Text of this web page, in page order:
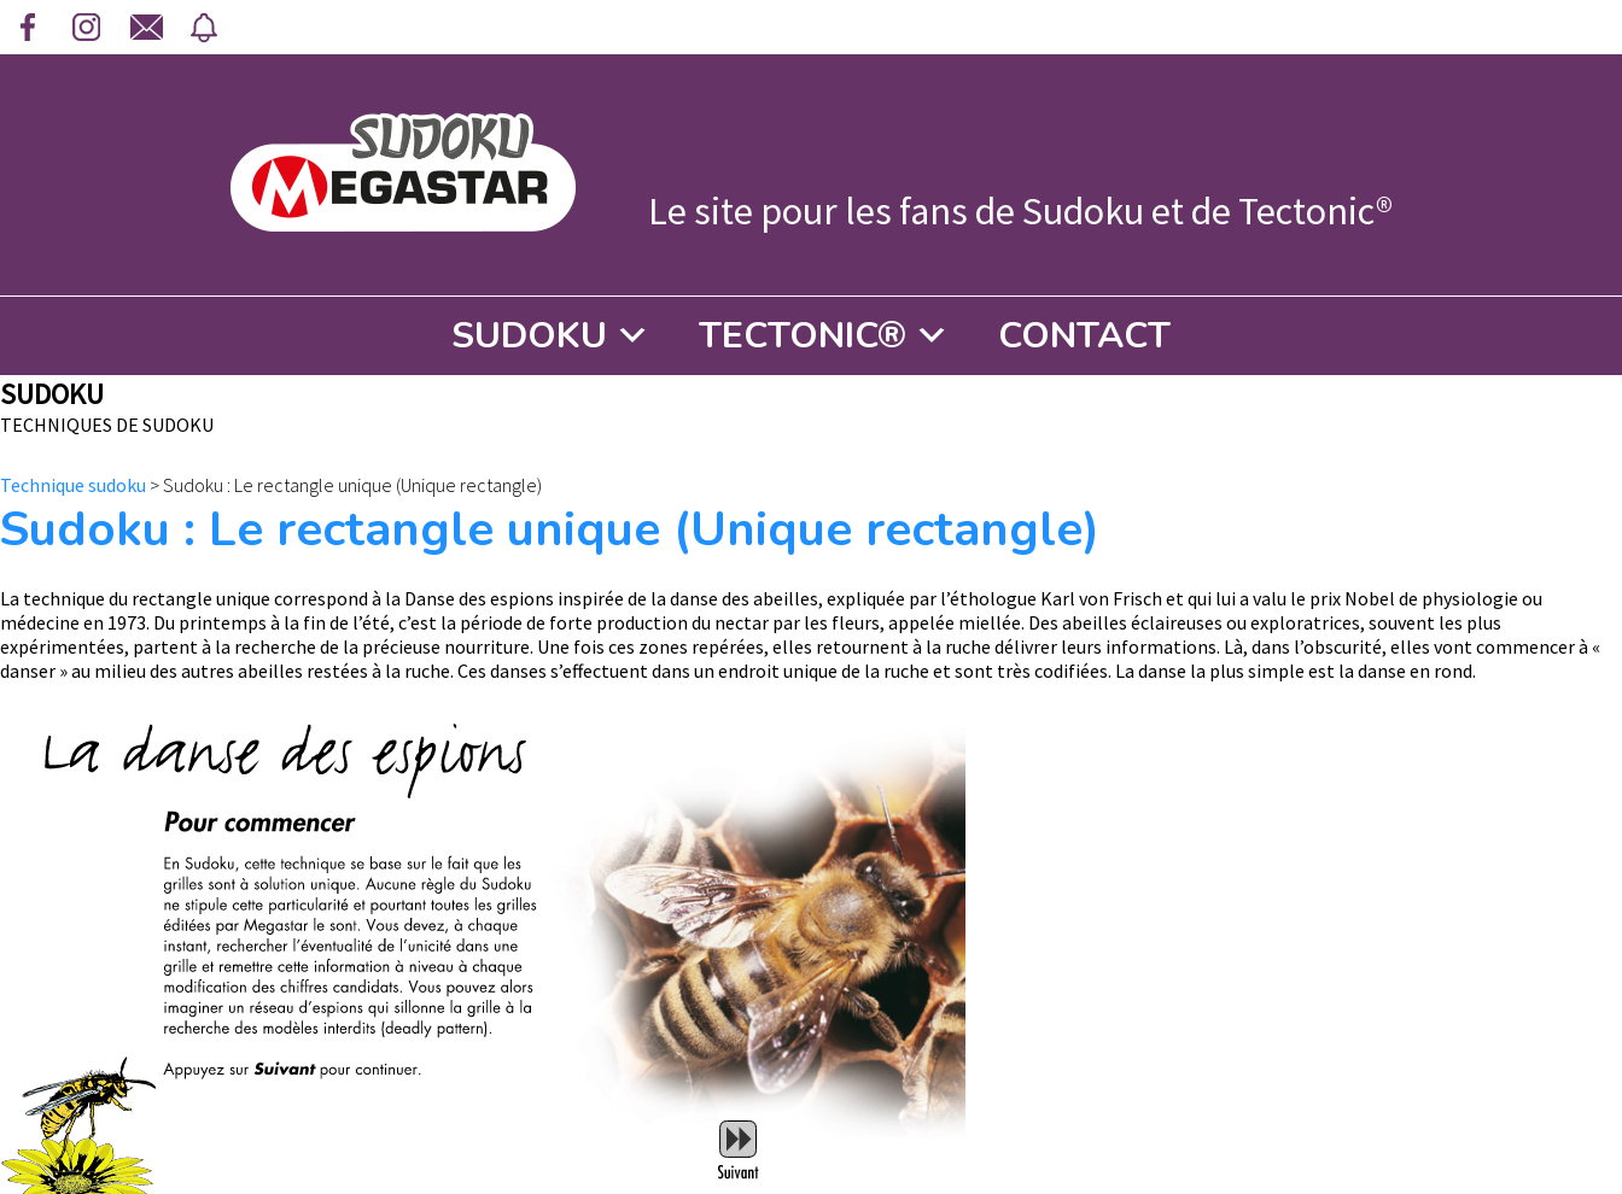
Le site pour les fans de Sudoku et de Tectonic®
SUDOKU TECTONIC® CONTACT
SUDOKU
TECHNIQUES DE SUDOKU
Technique sudoku >Sudoku : Le rectangle unique (Unique rectangle)
Sudoku : Le rectangle unique (Unique rectangle)
La technique du rectangle unique correspond à la Danse des espions inspirée de la danse des abeilles, expliquée par l’éthologue Karl von Frisch et qui lui a valu le prix Nobel de physiologie ou
médecine en 1973. Du printemps à la fin de l’été, c’est la période de forte production du nectar par les fleurs, appelée miellée. Des abeilles éclaireuses ou exploratrices, souvent les plus
expérimentées, partent à la recherche de la précieuse nourriture. Une fois ces zones repérées, elles retournent à la ruche délivrer leurs informations. Là, dans l’obscurité, elles vont commencer à «
danser » au milieu des autres abeilles restées à la ruche. Ces danses s’effectuent dans un endroit unique de la ruche et sont très codifiées. La danse la plus simple est la danse en rond.